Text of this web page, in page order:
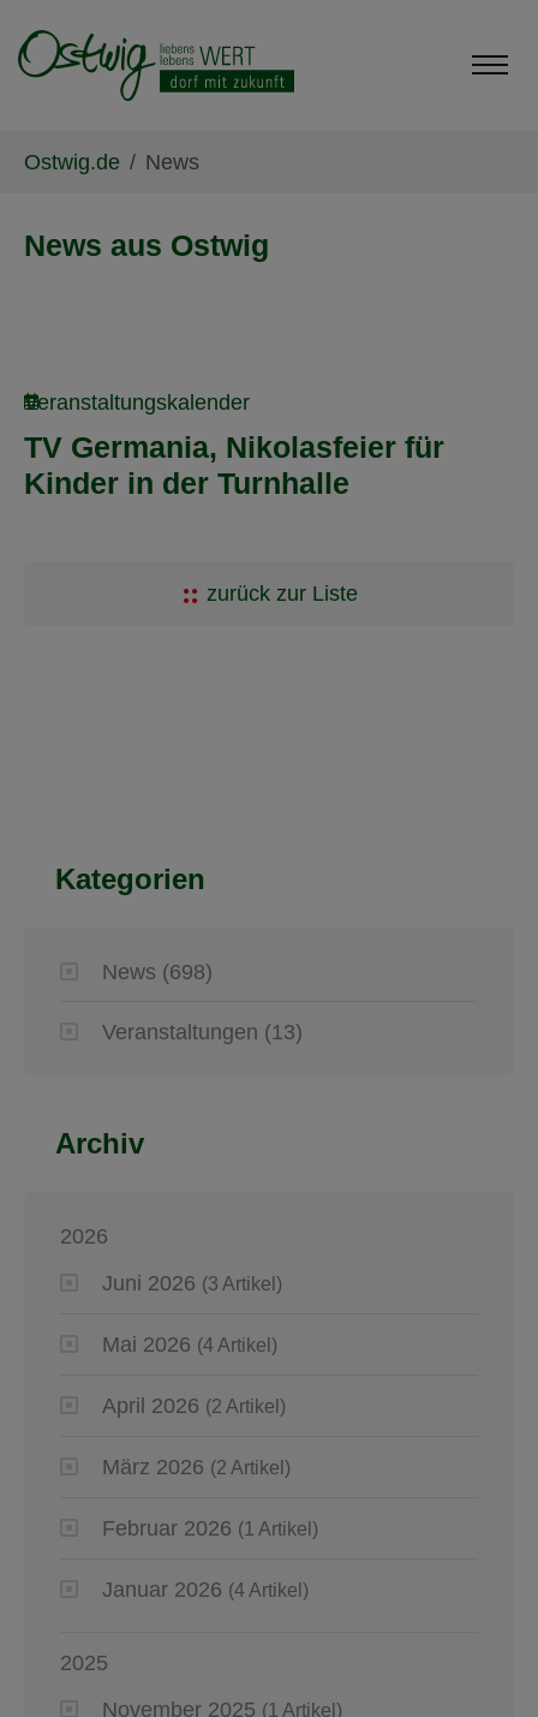
Ostwig.de News
News aus Ostwig
Veranstaltungskalender
TV Germania, Nikolasfeier für
Kinder in der Turnhalle
zurück zur Liste
Kategorien
News (698)
Veranstaltungen (13)
Archiv
2026
Juni 2026 (3 Artikel)
Mai 2026 (4 Artikel)
April 2026 (2 Artikel)
März 2026 (2 Artikel)
Februar 2026 (1 Artikel)
Januar 2026 (4 Artikel)
2025
November 2025 (1 Artikel)